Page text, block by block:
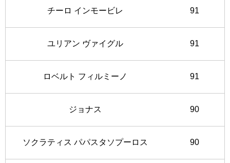
チーロ インモービレ 91
ユリアン ヴァイグル 91
ロベルト フィルミーノ 91
ジョナス 90
ソクラティス パパスタソプーロス 90